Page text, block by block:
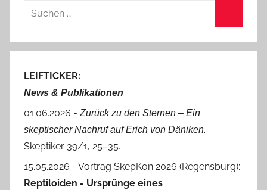
Suchen
LEIFTICKER:
News & Publikationen
01.06.2026 -Zurück zu den Sternen ‒ Ein
skeptischer Nachruf auf Erich von Däniken.
Skeptiker 39/1, 25‒35.
15.05.2026 - Vortrag SkepKon 2026 (Regensburg):
Reptiloiden - Ursprünge eines